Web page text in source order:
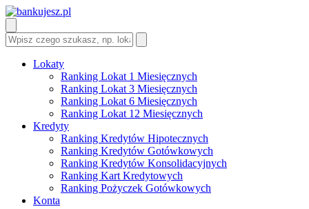
Lokaty
Ranking Lokat 1 Miesięcznych
Ranking Lokat 3 Miesięcznych
Ranking Lokat 6 Miesięcznych
Ranking Lokat 12 Miesięcznych
Kredyty
Ranking Kredytów Hipotecznych
Ranking Kredytów Gotówkowych
Ranking Kredytów Konsolidacyjnych
Ranking Kart Kredytowych
Ranking Pożyczek Gotówkowych
Konta